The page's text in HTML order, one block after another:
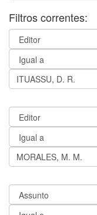
Filtros correntes: